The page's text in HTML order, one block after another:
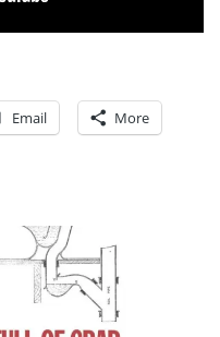
Email More